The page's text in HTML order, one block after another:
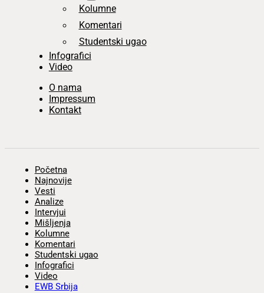
Kolumne
Komentari
Studentski ugao
Infografici
Video
O nama
Impressum
Kontakt
Početna
Najnovije
Vesti
Analize
Intervjui
Mišljenja
Kolumne
Komentari
Studentski ugao
Infografici
Video
EWB Srbija